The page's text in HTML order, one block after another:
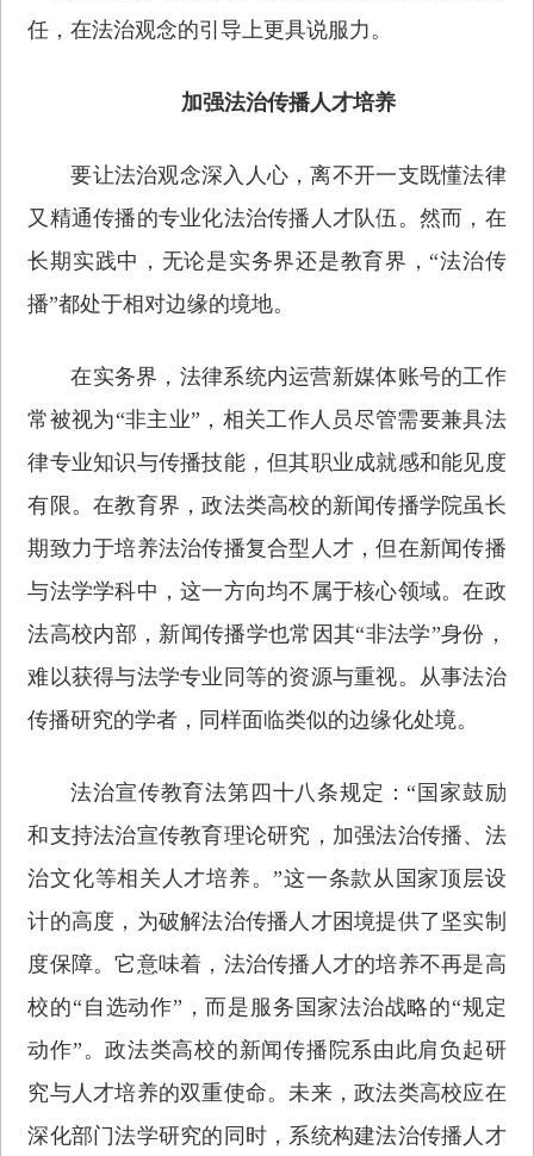
任，在法治观念的引导上更具说服力。
加强法治传播人才培养
要让法治观念深入人心，离不开一支既懂法律
又精通传播的专业化法治传播人才队伍。然而，在
长期实践中，无论是实务界还是教育界，“法治传
播”都处于相对边缘的境地。
在实务界，法律系统内运营新媒体账号的工作
常被视为“非主业”，相关工作人员尽管需要兼具法
律专业知识与传播技能，但其职业成就感和能见度
有限。在教育界，政法类高校的新闻传播学院虽长
期致力于培养法治传播复合型人才，但在新闻传播
与法学学科中，这一方向均不属于核心领域。在政
法高校内部，新闻传播学也常因其“非法学”身份，
难以获得与法学专业同等的资源与重视。从事法治
传播研究的学者，同样面临类似的边缘化处境。
法治宣传教育法第四十八条规定：“国家鼓励
和支持法治宣传教育理论研究，加强法治传播、法
治文化等相关人才培养。”这一条款从国家顶层设
计的高度，为破解法治传播人才困境提供了坚实制
度保障。它意味着，法治传播人才的培养不再是高
校的“自选动作”，而是服务国家法治战略的“规定
动作”。政法类高校的新闻传播院系由此肩负起研
究与人才培养的双重使命。未来，政法类高校应在
深化部门法学研究的同时，系统构建法治传播人才